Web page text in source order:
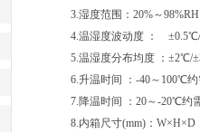
3.湿度范围：20%～98%RH
4.温湿度波动度 ： ±0.5℃/
5.温湿度分布均度 ：±2℃/
6.升温时间 ：-40～100℃
7.降温时间 ：20～-20℃约
8.内箱尺寸(mm)：W×H×D